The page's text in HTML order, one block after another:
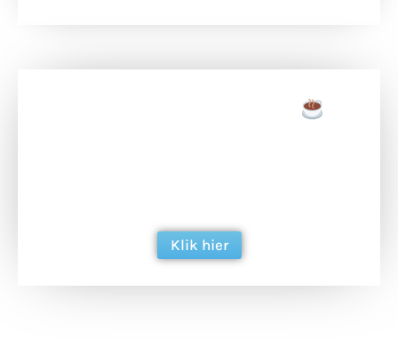
Klik hier